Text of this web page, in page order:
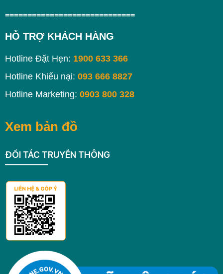
=============================
HỖ TRỢ KHÁCH HÀNG
Hotline Đặt Hẹn: 1900 633 366
Hotline Khiếu nại: 093 666 8827
Hotline Marketing: 0903 800 328
Xem bản đồ
ĐỐI TÁC TRUYỀN THÔNG